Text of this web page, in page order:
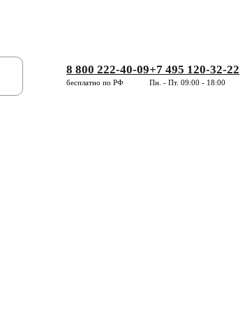
8 800 222-40-09
бесплатно по РФ
+7 495 120-32-22
Пн. - Пт. 09:00 - 18:00